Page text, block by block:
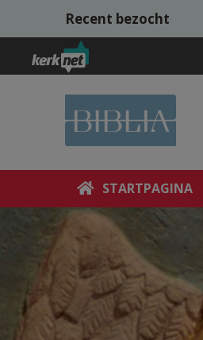
Overslaan en naar de inhoud gaan
Recent bezocht
STARTPAGINA